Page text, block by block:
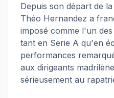
Depuis son départ de
Théo Hernandez a
imposé comme l'un
tant en Serie A qu'en
performances
aux dirigeants
sérieusement au